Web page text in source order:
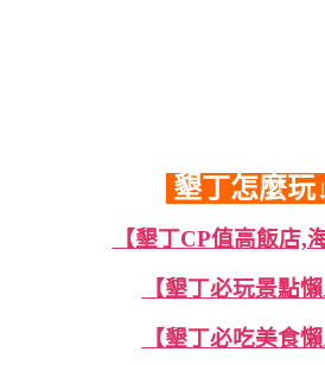
墾丁怎麼玩
【墾丁CP值高飯店,
【墾丁必玩景點懶
【墾丁必吃美食懶